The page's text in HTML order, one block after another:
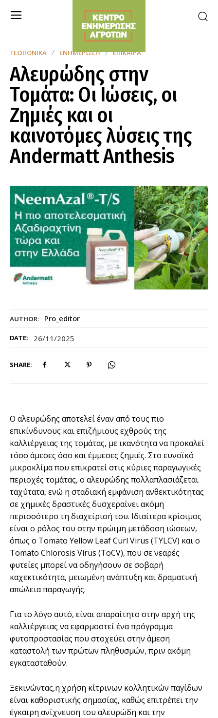
AUTHOR: Pro_editor
DATE: 26/11/2025
SHARE:
ΓΕΩΠΟΝΙΚΆ ΕΝΗΜΈΡΩΣΗ ΕΠΊΚΑΙΡΑ
Αλευρώδης στην
Τομάτα: Οι Ιώσεις, οι
Ζημιές και οι
καινοτόμες λύσεις της
Andermatt Anthesis
Ο αλευρώδης αποτελεί έναν από τους πιο
επικίνδυνους και επιζήμιους εχθρούς της
καλλιέργειας της τομάτας, με ικανότητα να προκαλεί
τόσο άμεσες όσο και έμμεσες ζημιές. Στο ευνοϊκό
μικροκλίμα που επικρατεί στις κύριες παραγωγικές
περιοχές τομάτας, ο αλευρώδης πολλαπλασιάζεται
ταχύτατα, ενώ η σταδιακή εμφάνιση ανθεκτικότητας
σε χημικές δραστικές δυσχεραίνει ακόμη
περισσότερο τη διαχείρισή του. Ιδιαίτερα κρίσιμος
είναι ο ρόλος του στην πρώιμη μετάδοση ιώσεων,
όπως ο Tomato Yellow Leaf Curl Virus (TYLCV) και ο
Tomato Chlorosis Virus (ToCV), που σε νεαρές
φυτείες μπορεί να οδηγήσουν σε σοβαρή
καχεκτικότητα, μειωμένη ανάπτυξη και δραματική
απώλεια παραγωγής.
Για το λόγο αυτό, είναι απαραίτητο στην αρχή της
καλλιέργειας να εφαρμοστεί ένα πρόγραμμα
φυτοπροστασίας που στοχεύει στην άμεση
καταστολή των πρώτων πληθυσμών, πριν ακόμη
εγκατασταθούν.
Ξεκινώντας,η χρήση κίτρινων κολλητικών παγίδων
είναι καθοριστικής σημασίας, καθώς επιτρέπει την
έγκαιρη ανίχνευση του αλευρώδη και την